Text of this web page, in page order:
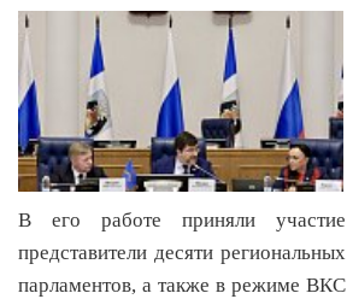
В его работе приняли участие
представители десяти региональных
парламентов, а также в режиме ВКС